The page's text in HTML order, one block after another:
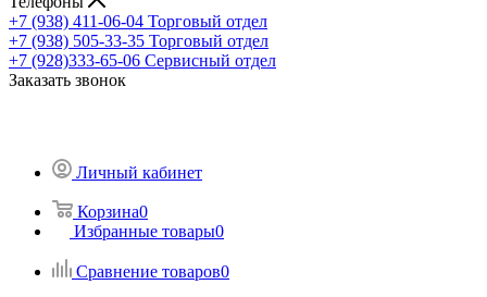
+7 (938) 411-06-04 Торговый отдел
+7 (938) 505-33-35 Торговый отдел
+7 (928)333-65-06 Сервисный отдел
Заказать звонок
Личный кабинет
Корзина0
Избранные товары0
Сравнение товаров0